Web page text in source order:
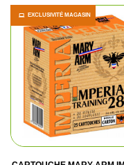
EXCLUSIVITÉ MAGASIN